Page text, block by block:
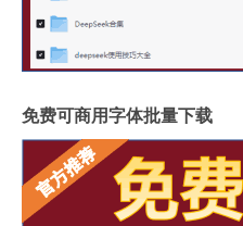
免费可商用字体批量下载